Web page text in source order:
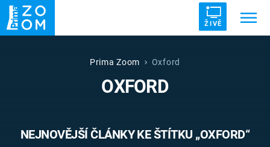
ŽIVĚ
UFO DRUHÁ SVĚTOVÁ VÁLKA
VETŘELCI DÁVNOVĚKU
Prima Zoom Oxford
OXFORD
NEJNOVĚJŠÍ ČLÁNKY KE ŠTÍTKU „OXFORD“